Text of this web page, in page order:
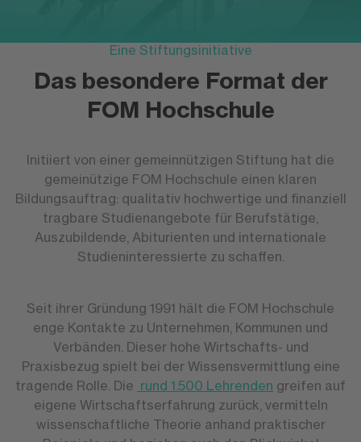
Eine Stiftungsinitiative
Das besondere Format der
FOM Hochschule
Initiiert von einer gemeinnützigen Stiftung hat die
gemeinützige FOM Hochschule einen klaren
Bildungsauftrag: qualitativ hochwertige und finanziell
tragbare Studienangebote für Berufstätige,
Auszubildende, Abiturienten und internationale
Studieninteressierte zu schaffen.
Seit ihrer Gründung 1991 hält die FOM Hochschule
enge Kontakte zu Unternehmen, Kommunen und
Verbänden. Dieser hohe Wirtschafts- und
Praxisbezug spielt bei der Wissensvermittlung eine
tragende Rolle. Die rund 1.500 Lehrenden greifen auf
eigene Wirtschaftserfahrung zurück, vermitteln
wissenschaftliche Theorie anhand praktischer